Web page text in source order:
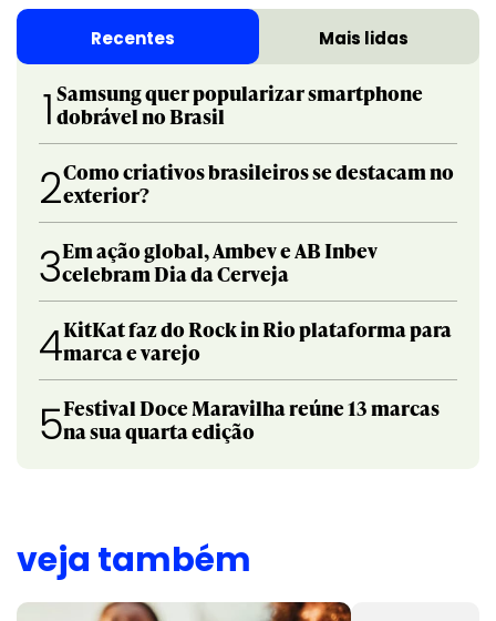
Recentes Mais lidas
1 Samsung quer popularizar smartphone
dobrável no Brasil
2Como criativos brasileiros se destacam no
exterior?
3Em ação global, Ambev e AB Inbev
celebram Dia da Cerveja
4KitKat faz do Rock in Rio plataforma para
marca e varejo
5Festival Doce Maravilha reúne 13 marcas
na sua quarta edição
veja também